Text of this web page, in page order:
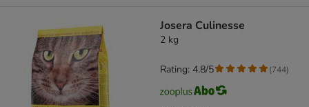
Josera Culinesse
2 kg
Rating: 4.8/5 (744)